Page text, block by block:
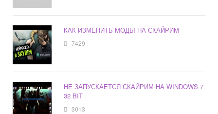
КАК ИЗМЕНИТЬ МОДЫ НА СКАЙРИМ
7429
НЕ ЗАПУСКАЕТСЯ СКАЙРИМ НА WINDOWS 7
32 BIT
3013